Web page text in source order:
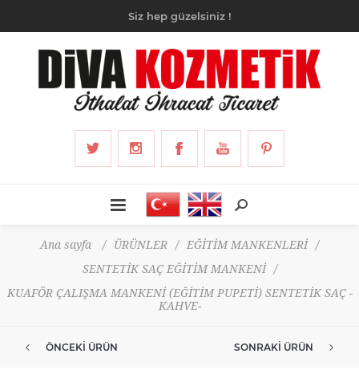
Siz hep güzelsiniz !
Ana sayfa / ÜRÜNLER / EĞİTİM MANKENLERİ
/
SENTETİK SAÇ EĞİTİM MANKENİ
/
KUAFÖR ÇALIŞMA MANKENİ (EĞİTİM PUPETİ) SENTETİK SAÇ -
KAHVE-
ÖNCEKI ÜRÜN SONRAKI ÜRÜN